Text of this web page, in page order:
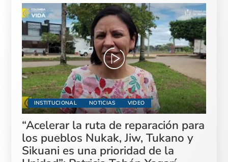
INSTITUCIONAL NOTICIAS VIDEO
“Acelerar la ruta de reparación para
los pueblos Nukak, Jiw, Tukano y
Sikuani es una prioridad de la